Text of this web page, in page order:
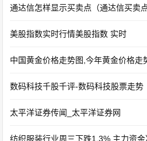
通达信怎样显示买卖点（通达信买卖
美股指数实时行情美股指数 实时
中国黄金价格走势图,今年黄金价格走
数码科技千股千评-数码科技股票走势
太平洋证券传闻_太平洋证券网
纺织服装行业周三下跌1.3% 主力资